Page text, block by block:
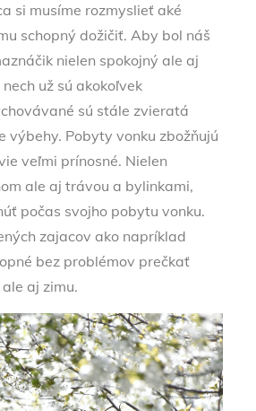
si musíme rozmyslieť aké
schopný dožičiť. Aby bol náš
nielen spokojný ale aj
už sú akokoľvek
sú stále zvieratá
výbehy. Pobyty vonku zbožňujú
veľmi prínosné. Nielen
ale aj trávou a bylinkami,
počas svojho pobytu vonku.
zajacov ako napríklad
bez problémov prečkať
aj zimu.